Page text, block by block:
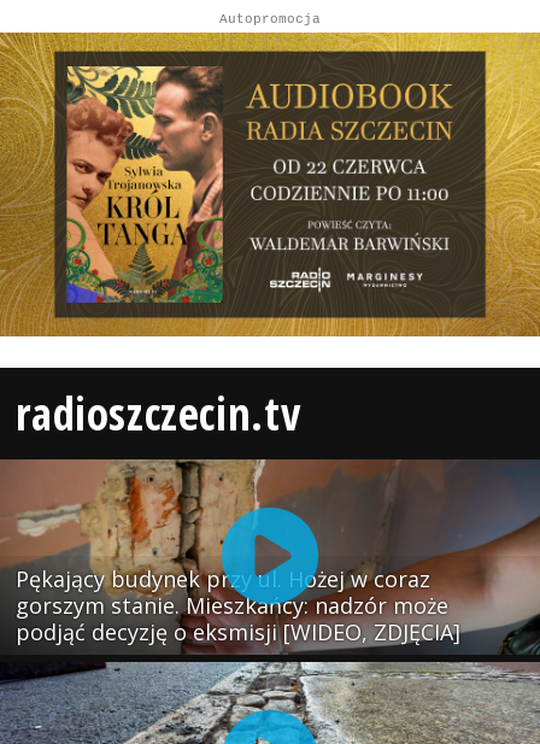
Autopromocja
radioszczecin.tv
Pękający budynek przy ul. Hożej w coraz
gorszym stanie. Mieszkańcy: nadzór może
podjąć decyzję o eksmisji [WIDEO, ZDJĘCIA]